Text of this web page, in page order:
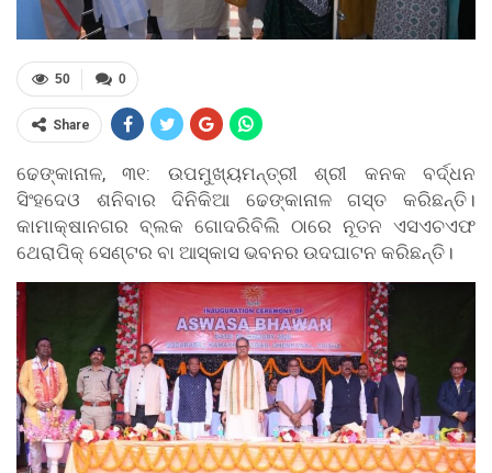
0
50
Share
ଢେଙ୍କାନାଳ, ୩୧: ଉପମୁଖ୍ୟମନ୍ତ୍ରୀ ଶ୍ରୀ କନକ ବର୍ଦ୍ଧନ
ସିଂହଦେଓ ଶନିବାର ଦିନିକିଆ ଢେଙ୍କାନାଳ ଗସ୍ତ କରିଛନ୍ତି।
କାମାକ୍ଷାନଗର ବ୍ଲକ ଗୋଦରିବିଲି ଠାରେ ନୂତନ ଏସଏଚଏଫ
ଥେରାପିକ୍ ସେଣ୍ଟର ବା ଆସ୍କାସ ଭବନର ଉଦଘାଟନ କରିଛନ୍ତି।